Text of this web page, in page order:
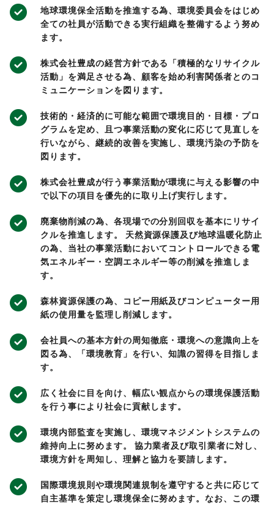
地球環境保全活動を推進する為、環境委員会をはじめ
全ての社員が活動できる実行組織を整備するよう努め
ます。
株式会社豊成の経営方針である「積極的なリサイクル
活動」を満足させる為、顧客を始め利害関係者とのコ
ミュニケーションを図ります。
技術的・経済的に可能な範囲で環境目的・目標・プロ
グラムを定め、且つ事業活動の変化に応じて見直しを
行いながら、継続的改善を実施し、環境汚染の予防を
図ります。
株式会社豊成が行う事業活動が環境に与える影響の中
で以下の項目を優先的に取り上げ実行します。
廃棄物削減の為、各現場での分別回収を基本にリサイ
クルを推進します。 天然資源保護及び地球温暖化防止
の為、当社の事業活動においてコントロールできる電
気エネルギー・空調エネルギー等の削減を推進しま
す。
森林資源保護の為、コピー用紙及びコンピューター用
紙の使用量を監理し削減します。
会社員への基本方針の周知徹底・環境への意識向上を
図る為、「環境教育」を行い、知識の習得を目指しま
す。
広く社会に目を向け、幅広い観点からの環境保護活動
を行う事により社会に貢献します。
環境内部監査を実施し、環境マネジメントシステムの
維持向上に努めます。 協力業者及び取引業者に対し、
環境方針を周知し、理解と協力を要請します。
国際環境規則や環境関連規制を遵守すると共に応じて
自主基準を策定し環境保全に努めます。なお、この環